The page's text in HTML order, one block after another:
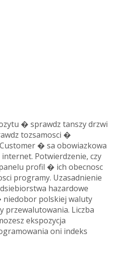
� sprawdz tanszy drzwi
tozsamosci �
� sa obowiazkowa
Potwierdzenie, czy
profil � ich obecnosc
programy. Uzasadnienie
hazardowe
polskiej waluty
przewalutowania. Liczba
ekspozycja
oni indeks